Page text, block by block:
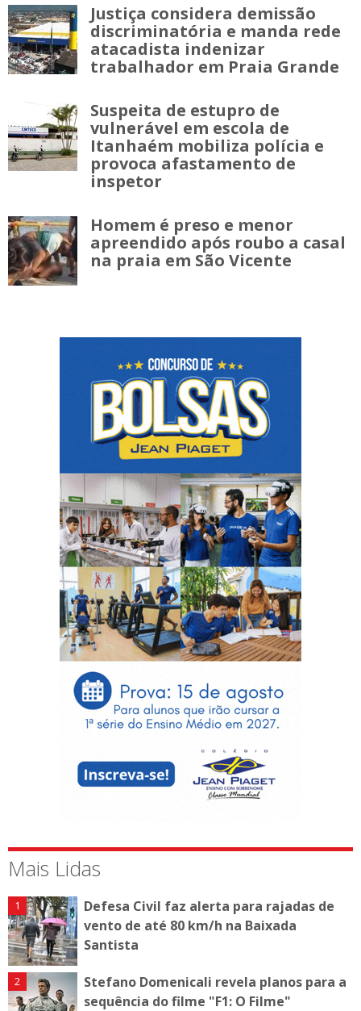
Justiça considera demissão
discriminatória e manda rede
atacadista indenizar
trabalhador em Praia Grande
Suspeita de estupro de
vulnerável em escola de
Itanhaém mobiliza polícia e
provoca afastamento de
inspetor
Homem é preso e menor
apreendido após roubo a casal
na praia em São Vicente
Mais Lidas
Defesa Civil faz alerta para rajadas de
vento de até 80 km/h na Baixada
Santista
Stefano Domenicali revela planos para a
sequência do filme "F1: O Filme"